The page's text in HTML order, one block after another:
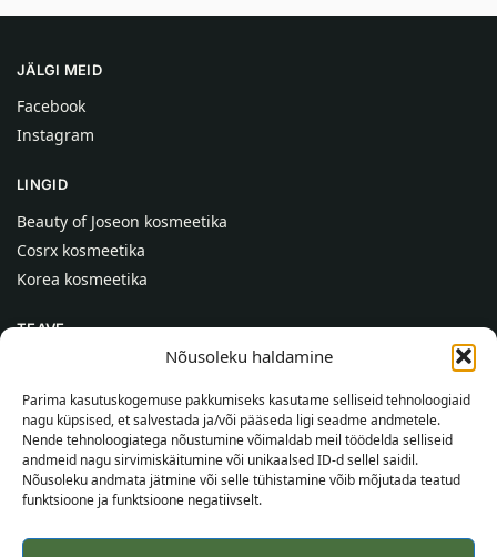
Nõusoleku haldamine
Parima kasutuskogemuse pakkumiseks kasutame selliseid tehnoloogiaid
nagu küpsised, et salvestada ja/või pääseda ligi seadme andmetele.
Nende tehnoloogiatega nõustumine võimaldab meil töödelda selliseid
andmeid nagu sirvimiskäitumine või unikaalsed ID-d sellel saidil.
Nõusoleku andmata jätmine või selle tühistamine võib mõjutada teatud
funktsioone ja funktsioone negatiivselt.
JÄLGI MEID
Facebook
Instagram
LINGID
Beauty of Joseon kosmeetika
Cosrx kosmeetika
Korea kosmeetika
TEAVE
Kontaktid
Abi
TEAVE OSTJALE
Tarnetingimused
Tingimused